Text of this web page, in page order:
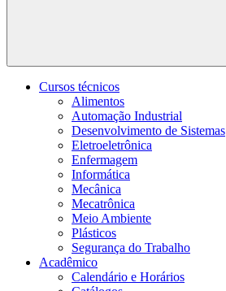
Buscar
Cursos técnicos
Alimentos
Automação Industrial
Desenvolvimento de Sistemas
Eletroeletrônica
Enfermagem
Informática
Mecânica
Mecatrônica
Meio Ambiente
Plásticos
Segurança do Trabalho
Acadêmico
Calendário e Horários